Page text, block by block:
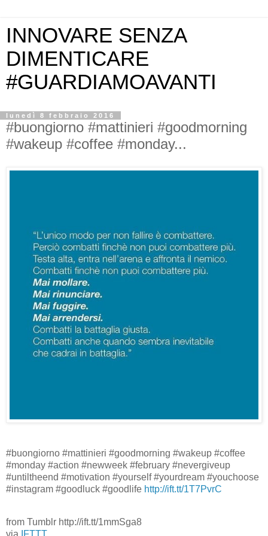
INNOVARE SENZA
DIMENTICARE
#GUARDIAMOAVANTI
lunedì 8 febbraio 2016
#buongiorno #mattinieri #goodmorning
#wakeup #coffee #monday...
#buongiorno #mattinieri #goodmorning #wakeup #coffee
#monday #action #newweek #february #nevergiveup
#untiltheend #motivation #yourself #yourdream #youchoose
#instagram #goodluck #goodlife http://ift.tt/1T7PvrC
from Tumblr http://ift.tt/1mmSga8